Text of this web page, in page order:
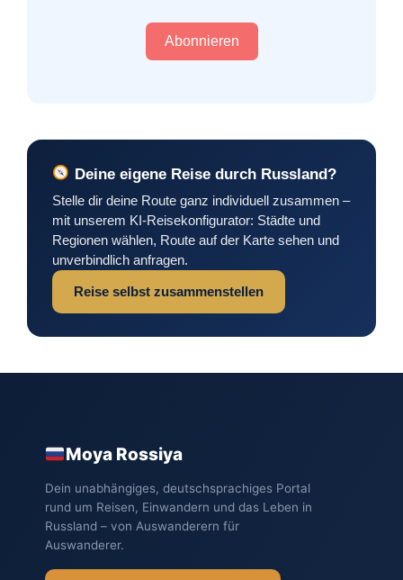
Abonnieren
Deine eigene Reise durch Russland?
Stelle dir deine Route ganz individuell zusammen –
mit unserem KI-Reisekonfigurator: Städte und
Regionen wählen, Route auf der Karte sehen und
unverbindlich anfragen.
Reise selbst zusammenstellen
Moya Rossiya
Dein unabhängiges, deutschsprachiges Portal
rund um Reisen, Einwandern und das Leben in
Russland – von Auswanderern für
Auswanderer.